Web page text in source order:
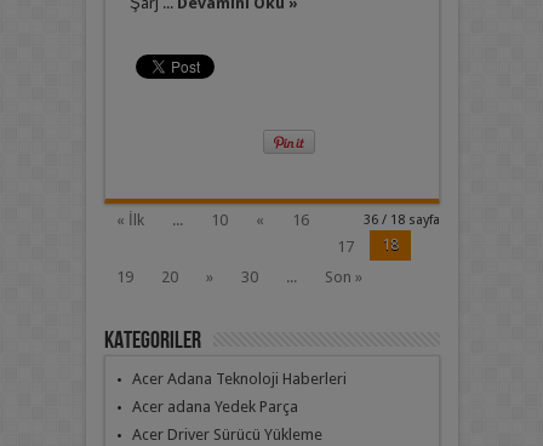
36 / 18 sayfa
« İlk ... 10 «
16
17
18
19
20 » 30 ... Son »
Kategoriler
Acer Adana Teknoloji Haberleri
Acer adana Yedek Parça
Acer Driver Sürücü Yükleme